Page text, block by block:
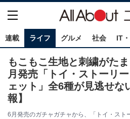
連載 ライフ グルメ 社会 IT
もこもこ生地と刺繍がた
月発売「トイ・ストーリ
ェット」全6種が見逃せな
報】
6月発売のガチャガチャから、「トイ・スト